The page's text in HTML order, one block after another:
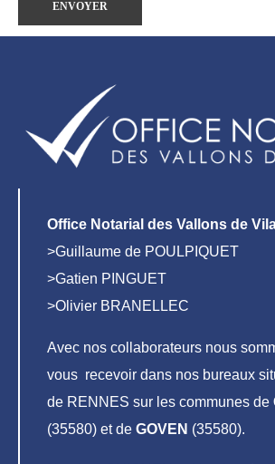
Office Notarial des Vallons de
>Guillaume de POULPIQUET
>Gatien PINGUET
>Olivier BRANELLEC
Avec nos collaborateurs nous
vous recevoir dans nos bureaux
de RENNES sur les communes de
(35580) et de GOVEN (35580).